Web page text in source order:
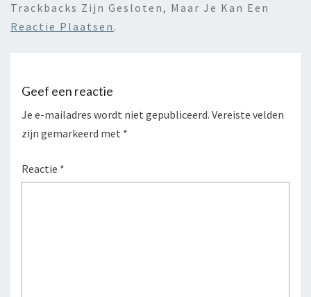
Trackbacks Zijn Gesloten, Maar Je Kan Een
Reactie Plaatsen .
Geef een reactie
Je e-mailadres wordt niet gepubliceerd. Vereiste velden
zijn gemarkeerd met *
Reactie *